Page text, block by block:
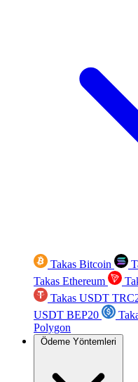
Takas Bitcoin
Takas Ethereum
Takas USDT
USDT BEP20
Polygon
Ödeme Yöntemleri